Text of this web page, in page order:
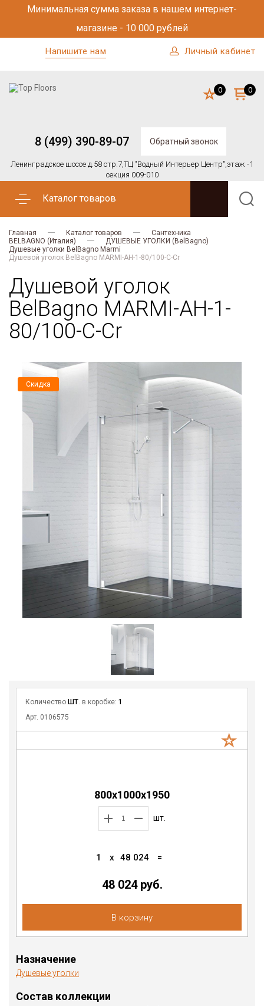
Минимальная сумма заказа в нашем интернет-
магазине - 10 000 рублей
Напишите нам Личный кабинет
8 (499) 390-89-07 Обратный звонок
Ленинградское шоссе д.58 стр.7,ТЦ "Водный Интерьер Центр",этаж -1
секция 009-010
0 0
Каталог товаров
Главная Каталог товаров
Сантехника
BELBAGNO (Италия)
ДУШЕВЫЕ УГОЛКИ (BelBagno)
Душевые уголки BelBagno Marmi
Душевой уголок BelBagno MARMI-AH-1-80/100-C-Cr
Душевой уголок
BelBagno MARMI-AH-1-
80/100-C-Cr
Скидка
Количество ШТ . в коробке: 1
Арт. 0106575
800х1000х1950
шт.
1 x 48 024 =
48 024 руб.
В корзину
Назначение
Душевые уголки
Состав коллекции